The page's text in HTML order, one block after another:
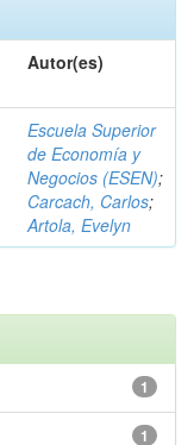
Autor(es)
Escuela Superior
de Economía y
Negocios (ESEN);
Carcach, Carlos;
Artola, Evelyn
1
1